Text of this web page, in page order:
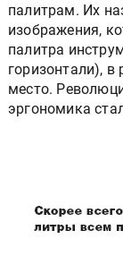
палитрам. Их
изображения,
палитра
горизонтали), в
место.
эргономика